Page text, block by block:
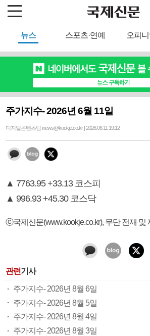
뉴스 스포츠·연예 오피니
주가지수- 2026년 6월 11일
디지털콘텐츠팀 inews@kookje.co.kr | 2026.06.11 19:12
▲ 7763.95 +33.13 코스피
▲ 996.93 +45.30 코스닥
ⓒ국제신문(www.kookje.co.kr), 무단 전재 및
관련기사
주가지수- 2026년 8월 6일
주가지수- 2026년 8월 5일
주가지수- 2026년 8월 4일
주가지수- 2026년 8월 3일